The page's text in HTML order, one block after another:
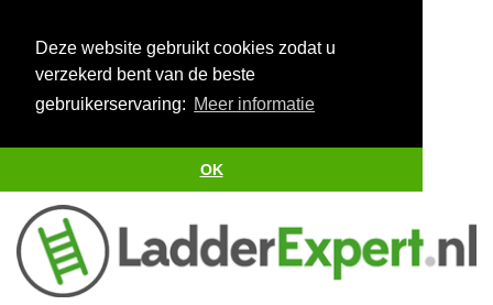
Deze website gebruikt cookies zodat u
verzekerd bent van de beste
gebruikerservaring: Meer informatie
OK